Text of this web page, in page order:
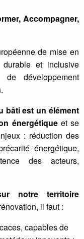
Accompagner,
de mise en
durable et inclusive
de développement
bâti est un élément
énergétiqueet se
: réduction des
énergétique,
des acteurs,
notre territoire
il faut :
capables de